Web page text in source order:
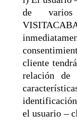
de
cliente
relación de
el usuario –